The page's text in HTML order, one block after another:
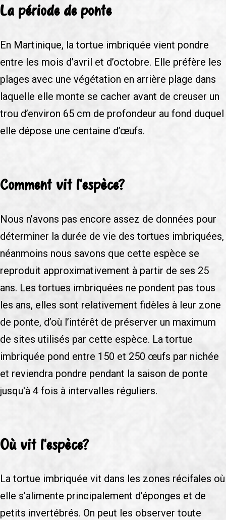
La période de ponte
En Martinique, la tortue imbriquée vient pondre
entre les mois d’avril et d’octobre. Elle préfère les
plages avec une végétation en arrière plage dans
laquelle elle monte se cacher avant de creuser un
trou d’environ 65 cm de profondeur au fond duquel
elle dépose une centaine d’œufs.
Comment vit l'espèce?
Nous n’avons pas encore assez de données pour
déterminer la durée de vie des tortues imbriquées,
néanmoins nous savons que cette espèce se
reproduit approximativement à partir de ses 25
ans. Les tortues imbriquées ne pondent pas tous
les ans, elles sont relativement fidèles à leur zone
de ponte, d’où l’intérêt de préserver un maximum
de sites utilisés par cette espèce. La tortue
imbriquée pond entre 150 et 250 œufs par nichée
et reviendra pondre pendant la saison de ponte
jusqu'à 4 fois à intervalles réguliers.
Où vit l'espèce?
La tortue imbriquée vit dans les zones récifales où
elle s’alimente principalement d’éponges et de
petits invertébrés. On peut les observer toute